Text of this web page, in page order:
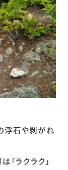
浮石や剥がれ
ラクラク」